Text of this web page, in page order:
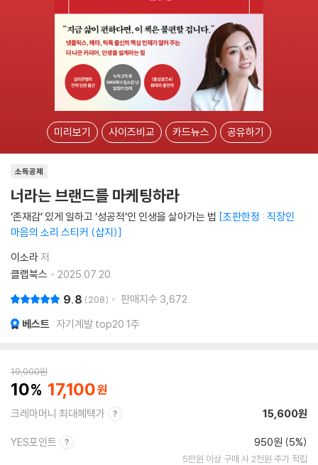
미리보기 사이즈비교 카드뉴스 공유하기
소득공제
너라는 브랜드를 마케팅하라
‘존재감’ 있게 일하고 ‘성공적’인 인생을 살아가는 법 초판한정 : 직장인
마음의 소리 스티커 (삽지)
이소라저
클랩북스
2025.07.20.
9.8 208 판매지수 3,672
베스트 자기계발 top20 1주
19,000원
10 17,100
크레마머니 최대혜택가 15,600원
YES포인트 950원 (5%)
5만원 이상 구매 시 2천원 추가 적립